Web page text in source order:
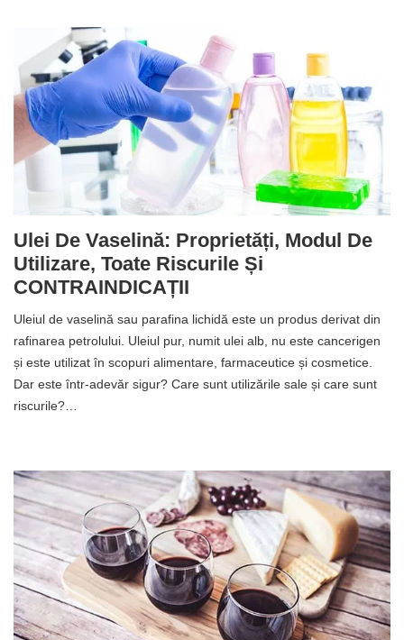
Ulei De Vaselină: Proprietăți, Modul De
Utilizare, Toate Riscurile Și
CONTRAINDICAȚII
Uleiul de vaselină sau parafina lichidă este un produs derivat din
rafinarea petrolului. Uleiul pur, numit ulei alb, nu este cancerigen
și este utilizat în scopuri alimentare, farmaceutice și cosmetice.
Dar este într-adevăr sigur? Care sunt utilizările sale și care sunt
riscurile?…